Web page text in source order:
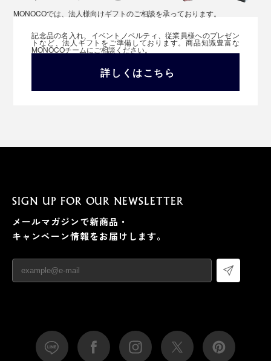
MONOCOでは、法人様向けギフトのご相談を承っております。
記念品の名入れ、イベントノベルティ、従業員様へのプレゼン
トなど、法人ギフトをご準備しております。商品知識豊富な
MONOCOチームにご相談ください。
詳しくはこちら
SIGN UP FOR OUR NEWSLETTER
メールマガジンで新商品・
キャンペーン情報をお届けします。